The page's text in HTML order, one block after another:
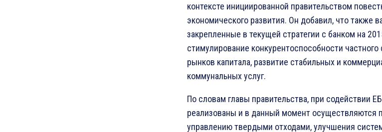
контексте инициированной правительством
экономического развития. Он добавил, что также
закрепленные в текущей стратегии с банком на
стимулирование конкурентоспособности частного
рынков капитала, развитие стабильных и
коммунальных услуг.
По словам главы правительства, при содействии
реализованы и в данный момент осуществляются
управлению твердыми отходами, улучшения